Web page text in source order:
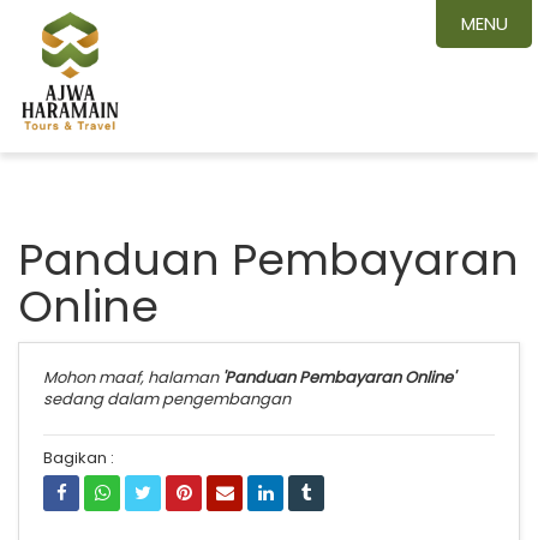
Panduan Pembayaran
Online
Mohon maaf, halaman 'Panduan Pembayaran Online'
sedang dalam pengembangan
Bagikan :
MENU